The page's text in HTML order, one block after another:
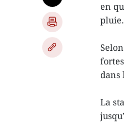
en
pluie.
dans
La